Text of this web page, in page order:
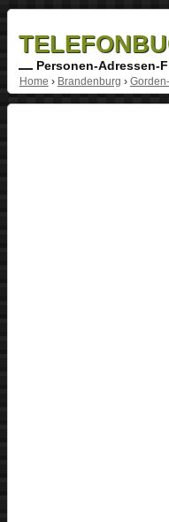
Personen-Adressen-
Home › Brandenburg ›